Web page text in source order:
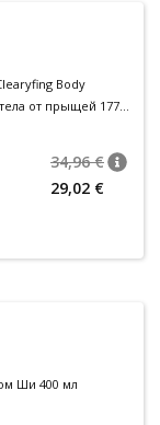
Body
от прыщей 177
34,96 €
29,02 €
Ши 400 мл